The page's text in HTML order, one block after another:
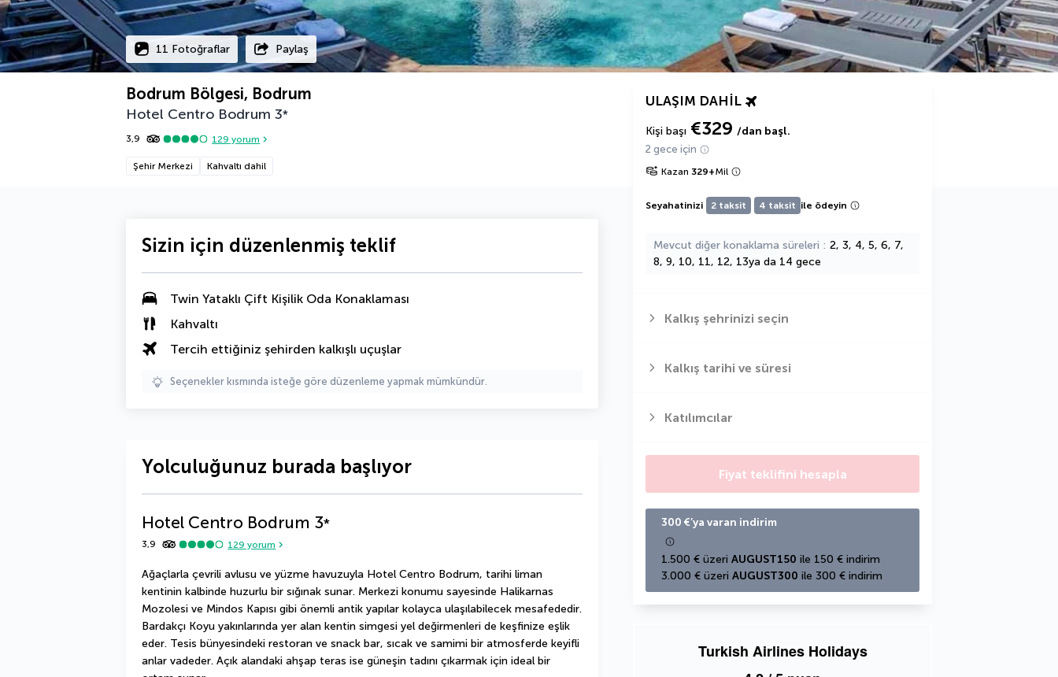
11 Fotoğraflar Paylaş
Bodrum Bölgesi, Bodrum
Hotel Centro Bodrum 3*
3,9 129 yorum
Şehir Merkezi Kahvaltı dahil
ULAŞIM DAHIL
Kişi başı €329 /dan başl.
2 gece için
Kazan 329+Mil
Seyahatinizi 2 taksit 4 taksit ile ödeyin
Mevcut diğer konaklama süreleri
2, 3, 4, 5, 6, 7,
8, 9, 10, 11, 12, 13ya da 14 gece
Kalkış şehrinizi seçin
Kalkış tarihi ve süresi
Katılımcılar
Fiyat teklifini hesapla
300 €’ya varan indirim
1.500 € üzeri AUGUST150 ile 150 € indirim
3.000 € üzeri AUGUST300 ile 300 € indirim
Turkish Airlines Holidays
Sizin için düzenlenmiş teklif
Twin Yataklı Çift Kişilik Oda Konaklaması
Kahvaltı
Tercih ettiğiniz şehirden kalkışlı uçuşlar
Seçenekler kısmında isteğe göre düzenleme yapmak mümkündür.
Yolculuğunuz burada başlıyor
Hotel Centro Bodrum 3*
3,9 129 yorum
Ağaçlarla çevrili avlusu ve yüzme havuzuyla Hotel Centro Bodrum, tarihi liman
kentinin kalbinde huzurlu bir sığınak sunar. Merkezi konumu sayesinde Halikarnas
Mozolesi ve Mindos Kapısı gibi önemli antik yapılar kolayca ulaşılabilecek mesafededir.
Bardakçı Koyu yakınlarında yer alan kentin simgesi yel değirmenleri de keşfinize eşlik
eder. Tesis bünyesindeki restoran ve snack bar, sıcak ve samimi bir atmosferde keyifli
anlar vadeder. Açık alandaki ahşap teras ise güneşin tadını çıkarmak için ideal bir